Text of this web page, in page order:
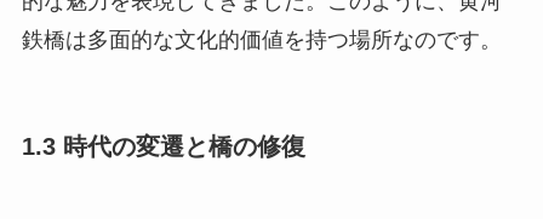
鉄橋は多面的な文化的価値を持つ場所なのです。
1.3 時代の変遷と橋の修復